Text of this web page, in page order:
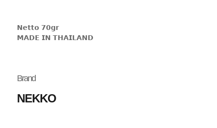
𝗡𝗲𝘁𝘁𝗼 𝟳𝟬𝗴𝗿
𝗠𝗔𝗗𝗘 𝗜𝗡 𝗧𝗛𝗔𝗜𝗟𝗔𝗡𝗗
Brand
NEKKO